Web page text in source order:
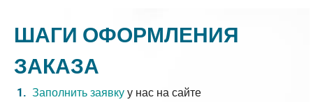
ШАГИ ОФОРМЛЕНИЯ
ЗАКАЗА
Заполнить заявкуу нас на сайте